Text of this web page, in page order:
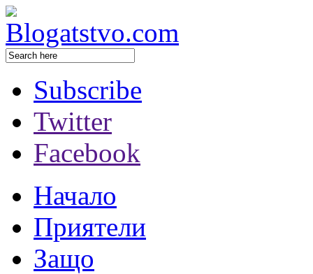
Subscribe
Twitter
Facebook
Начало
Приятели
Защо